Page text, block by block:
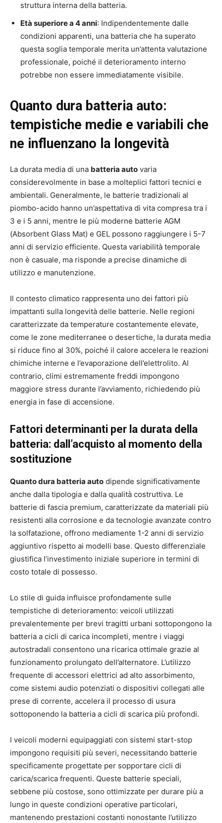
struttura interna della batteria.
Età superiore a 4 anni: Indipendentemente dalle
condizioni apparenti, una batteria che ha superato
questa soglia temporale merita un’attenta valutazione
professionale, poiché il deterioramento interno
potrebbe non essere immediatamente visibile.
Quanto dura batteria auto:
tempistiche medie e variabili che
ne influenzano la longevità
La durata media di una batteria auto varia
considerevolmente in base a molteplici fattori tecnici e
ambientali. Generalmente, le batterie tradizionali al
piombo-acido hanno un’aspettativa di vita compresa tra i
3 e i 5 anni, mentre le più moderne batterie AGM
(Absorbent Glass Mat) e GEL possono raggiungere i 5-7
anni di servizio efficiente. Questa variabilità temporale
non è casuale, ma risponde a precise dinamiche di
utilizzo e manutenzione.
Il contesto climatico rappresenta uno dei fattori più
impattanti sulla longevità delle batterie. Nelle regioni
caratterizzate da temperature costantemente elevate,
come le zone mediterranee o desertiche, la durata media
si riduce fino al 30%, poiché il calore accelera le reazioni
chimiche interne e l’evaporazione dell’elettrolito. Al
contrario, climi estremamente freddi impongono
maggiore stress durante l’avviamento, richiedendo più
energia in fase di accensione.
Fattori determinanti per la durata della
batteria: dall’acquisto al momento della
sostituzione
Quanto dura batteria auto dipende significativamente
anche dalla tipologia e dalla qualità costruttiva. Le
batterie di fascia premium, caratterizzate da materiali più
resistenti alla corrosione e da tecnologie avanzate contro
la solfatazione, offrono mediamente 1-2 anni di servizio
aggiuntivo rispetto ai modelli base. Questo differenziale
giustifica l’investimento iniziale superiore in termini di
costo totale di possesso.
Lo stile di guida influisce profondamente sulle
tempistiche di deterioramento: veicoli utilizzati
prevalentemente per brevi tragitti urbani sottopongono la
batteria a cicli di carica incompleti, mentre i viaggi
autostradali consentono una ricarica ottimale grazie al
funzionamento prolungato dell’alternatore. L’utilizzo
frequente di accessori elettrici ad alto assorbimento,
come sistemi audio potenziati o dispositivi collegati alle
prese di corrente, accelera il processo di usura
sottoponendo la batteria a cicli di scarica più profondi.
I veicoli moderni equipaggiati con sistemi start-stop
impongono requisiti più severi, necessitando batterie
specificamente progettate per sopportare cicli di
carica/scarica frequenti. Queste batterie speciali,
sebbene più costose, sono ottimizzate per durare più a
lungo in queste condizioni operative particolari,
mantenendo prestazioni costanti nonostante l’utilizzo